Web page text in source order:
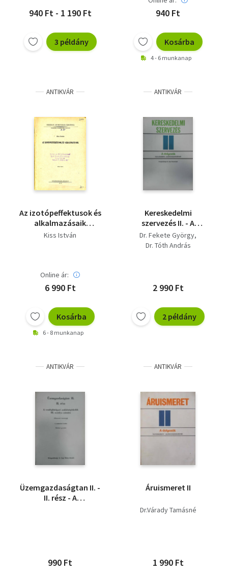
940 Ft - 1 190 Ft
3 példány
940 Ft
Kosárba
4 - 6 munkanap
ANTIKVÁR
Az izotópeffektusok és
alkalmazásaik
(kézirat)
Kiss István
Online ár:
6 990 Ft
Kosárba
6 - 8 munkanap
ANTIKVÁR
Kereskedelmi
szervezés II. - A
dolgozók
kereskedelmi
Dr. Fekete György
Dr. Tóth András
2 990 Ft
2 példány
ANTIKVÁR
Üzemgazdaságtan II. -
II. rész - A
990 Ft
ANTIKVÁR
Áruismeret II
Dr.Várady Tamásné
1 990 Ft